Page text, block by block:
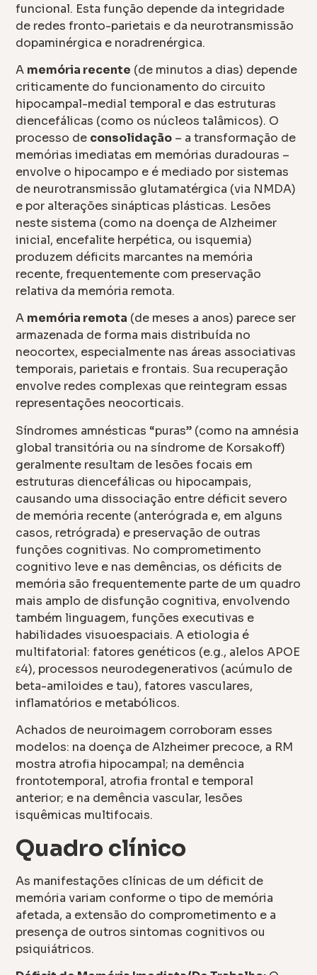
funcional. Esta função depende da integridade
de redes fronto-parietais e da neurotransmissão
dopaminérgica e noradrenérgica.
A memória recente (de minutos a dias) depende
criticamente do funcionamento do circuito
hipocampal-medial temporal e das estruturas
diencefálicas (como os núcleos talâmicos). O
processo de consolidação – a transformação de
memórias imediatas em memórias duradouras –
envolve o hipocampo e é mediado por sistemas
de neurotransmissão glutamatérgica (via NMDA)
e por alterações sinápticas plásticas. Lesões
neste sistema (como na doença de Alzheimer
inicial, encefalite herpética, ou isquemia)
produzem déficits marcantes na memória
recente, frequentemente com preservação
relativa da memória remota.
A memória remota (de meses a anos) parece ser
armazenada de forma mais distribuída no
neocortex, especialmente nas áreas associativas
temporais, parietais e frontais. Sua recuperação
envolve redes complexas que reintegram essas
representações neocorticais.
Síndromes amnésticas “puras” (como na amnésia
global transitória ou na síndrome de Korsakoff)
geralmente resultam de lesões focais em
estruturas diencefálicas ou hipocampais,
causando uma dissociação entre déficit severo
de memória recente (anterógrada e, em alguns
casos, retrógrada) e preservação de outras
funções cognitivas. No comprometimento
cognitivo leve e nas demências, os déficits de
memória são frequentemente parte de um quadro
mais amplo de disfunção cognitiva, envolvendo
também linguagem, funções executivas e
habilidades visuoespaciais. A etiologia é
multifatorial: fatores genéticos (e.g., alelos APOE
ε4), processos neurodegenerativos (acúmulo de
beta-amiloides e tau), fatores vasculares,
inflamatórios e metabólicos.
Achados de neuroimagem corroboram esses
modelos: na doença de Alzheimer precoce, a RM
mostra atrofia hipocampal; na demência
frontotemporal, atrofia frontal e temporal
anterior; e na demência vascular, lesões
isquêmicas multifocais.
Quadro clínico
As manifestações clínicas de um déficit de
memória variam conforme o tipo de memória
afetada, a extensão do comprometimento e a
presença de outros sintomas cognitivos ou
psiquiátricos.